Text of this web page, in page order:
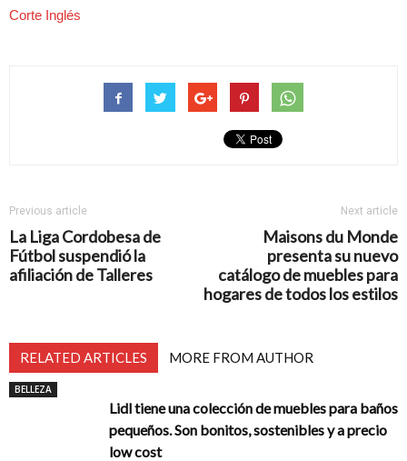
Corte Inglés
Previous article
La Liga Cordobesa de
Fútbol suspendió la
afiliación de Talleres
Next article
Maisons du Monde
presenta su nuevo
catálogo de muebles para
hogares de todos los estilos
RELATED ARTICLES MORE FROM AUTHOR
BELLEZA
Lidl tiene una colección de muebles para baños
pequeños. Son bonitos, sostenibles y a precio
low cost